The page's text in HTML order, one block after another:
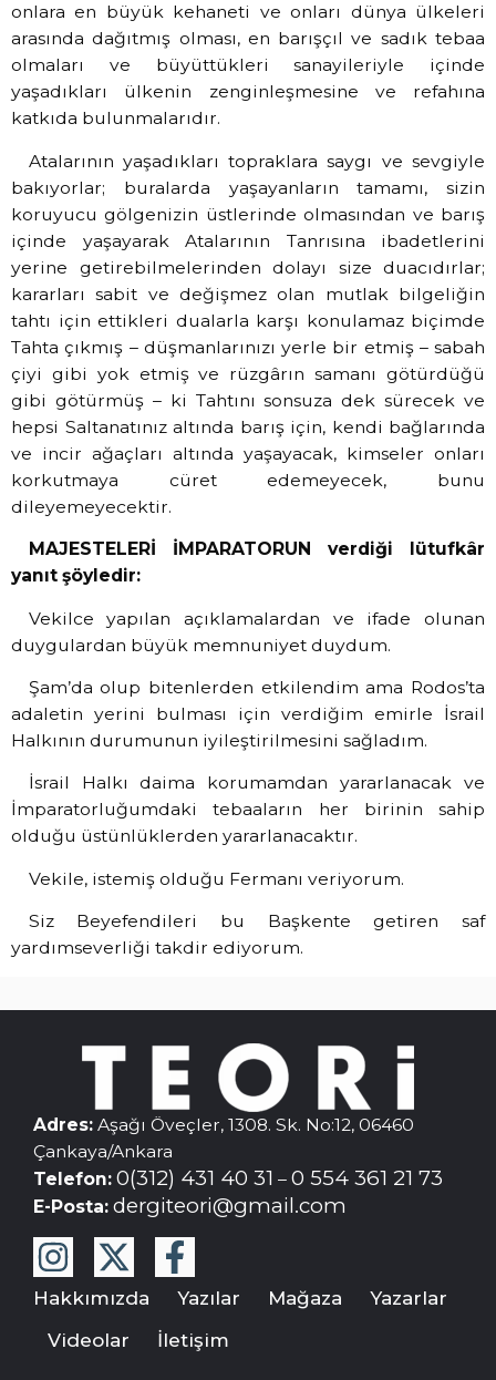
onlara en büyük kehaneti ve onları dünya ülkeleri
arasında dağıtmış olması, en barışçıl ve sadık tebaa
olmaları ve büyüttükleri sanayileriyle içinde
yaşadıkları ülkenin zenginleşmesine ve refahına
katkıda bulunmalarıdır.
Atalarının yaşadıkları topraklara saygı ve sevgiyle
bakıyorlar; buralarda yaşayanların tamamı, sizin
koruyucu gölgenizin üstlerinde olmasından ve barış
içinde yaşayarak Atalarının Tanrısına ibadetlerini
yerine getirebilmelerinden dolayı size duacıdırlar;
kararları sabit ve değişmez olan mutlak bilgeliğin
tahtı için ettikleri dualarla karşı konulamaz biçimde
Tahta çıkmış – düşmanlarınızı yerle bir etmiş – sabah
çiyi gibi yok etmiş ve rüzgârın samanı götürdüğü
gibi götürmüş – ki Tahtını sonsuza dek sürecek ve
hepsi Saltanatınız altında barış için, kendi bağlarında
ve incir ağaçları altında yaşayacak, kimseler onları
korkutmaya cüret edemeyecek, bunu
dileyemeyecektir.
MAJESTELERİ İMPARATORUN verdiği lütufkâr
yanıt şöyledir:
Vekilce yapılan açıklamalardan ve ifade olunan
duygulardan büyük memnuniyet duydum.
Şam’da olup bitenlerden etkilendim ama Rodos’ta
adaletin yerini bulması için verdiğim emirle İsrail
Halkının durumunun iyileştirilmesini sağladım.
İsrail Halkı daima korumamdan yararlanacak ve
İmparatorluğumdaki tebaaların her birinin sahip
olduğu üstünlüklerden yararlanacaktır.
Vekile, istemiş olduğu Fermanı veriyorum.
Siz Beyefendileri bu Başkente getiren saf
yardımseverliği takdir ediyorum.
Adres: Aşağı Öveçler, 1308. Sk. No:12, 06460
Çankaya/Ankara
Telefon: 0(312) 431 40 31 – 0 554 361 21 73
E-Posta: dergiteori@gmail.com
Hakkımızda Yazılar Mağaza
Yazarlar
Videolar
İletişim